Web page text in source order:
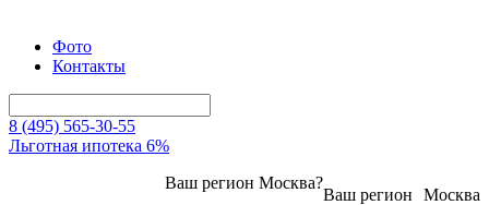
Фото
Контакты
8 (495) 565-30-55
Льготная ипотека 6%
Москва
Ваш регион
Ваш регион Москва?